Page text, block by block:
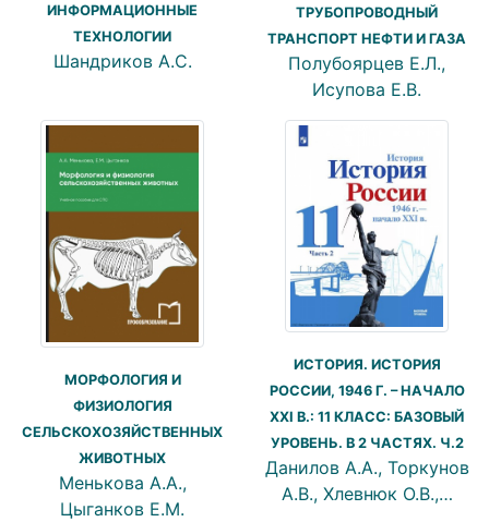
ИНФОРМАЦИОННЫЕ
ТЕХНОЛОГИИ
Шандриков А.С.
ТРУБОПРОВОДНЫЙ
ТРАНСПОРТ НЕФТИ И ГАЗА
Полубоярцев Е.Л.,
Исупова Е.В.
МОРФОЛОГИЯ И
ФИЗИОЛОГИЯ
СЕЛЬСКОХОЗЯЙСТВЕННЫХ
ЖИВОТНЫХ
Менькова А.А.,
Цыганков Е.М.
ИСТОРИЯ. ИСТОРИЯ
РОССИИ, 1946 Г. – НАЧАЛО
XXI В.: 11 КЛАСС: БАЗОВЫЙ
УРОВЕНЬ. В 2 ЧАСТЯХ. Ч.2
Данилов А.А., Торкунов
А.В., Хлевнюк О.В.,…